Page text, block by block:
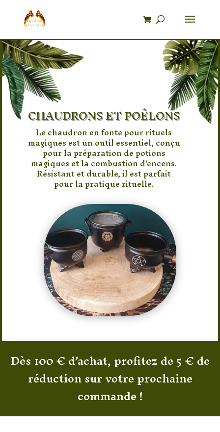
produits
CHAUDRONS ET POÊLONS
Le chaudron en fonte pour rituels
magiques est un outil essentiel, conçu
pour la préparation de potions
magiques et la combustion d’encens.
Résistant et durable, il est parfait
pour la pratique rituelle.
Dès 100 € d’achat, profitez de 5 € de
réduction sur votre prochaine
commande !